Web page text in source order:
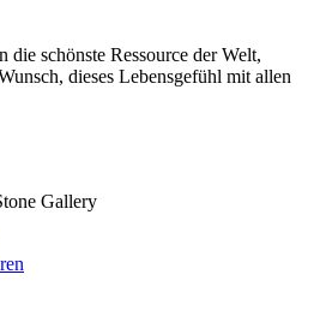
die schönste Ressource der Welt,
dieses Lebensgefühl mit allen
Gallery